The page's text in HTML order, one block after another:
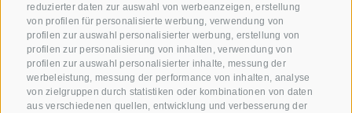
reduzierter daten zur auswahl von werbeanzeigen, erstellung
von profilen für personalisierte werbung, verwendung von
profilen zur auswahl personalisierter werbung, erstellung von
profilen zur personalisierung von inhalten, verwendung von
profilen zur auswahl personalisierter inhalte, messung der
werbeleistung, messung der performance von inhalten, analyse
von zielgruppen durch statistiken oder kombinationen von daten
aus verschiedenen quellen, entwicklung und verbesserung der